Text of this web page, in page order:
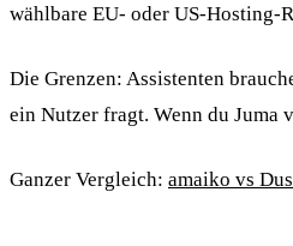
wählbare EU- oder US-Hosting-
Die Grenzen: Assistenten
ein Nutzer fragt. Wenn du Juma
Ganzer Vergleich: amaiko vs